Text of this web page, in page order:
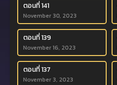
ตอนที่ 141
November 30, 2023
ตอนที่ 139
November 16, 2023
ตอนที่ 137
November 3, 2023